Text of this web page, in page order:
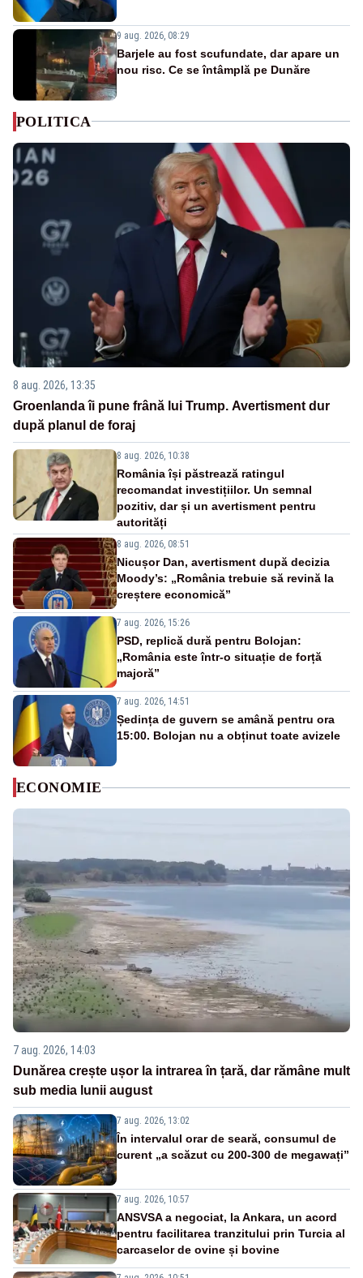
9 aug. 2026, 08:29
Barjele au fost scufundate, dar apare un
nou risc. Ce se întâmplă pe Dunăre
POLITICA
8 aug. 2026, 13:35
Groenlanda îi pune frână lui Trump. Avertisment dur
după planul de foraj
8 aug. 2026, 10:38
România își păstrează ratingul
recomandat investițiilor. Un semnal
pozitiv, dar și un avertisment pentru
autorități
8 aug. 2026, 08:51
Nicușor Dan, avertisment după decizia
Moody’s: „România trebuie să revină la
creștere economică”
7 aug. 2026, 15:26
PSD, replică dură pentru Bolojan:
„România este într-o situație de forță
majoră”
7 aug. 2026, 14:51
Ședința de guvern se amână pentru ora
15:00. Bolojan nu a obținut toate avizele
ECONOMIE
7 aug. 2026, 14:03
Dunărea crește ușor la intrarea în țară, dar rămâne mult
sub media lunii august
7 aug. 2026, 13:02
În intervalul orar de seară, consumul de
curent „a scăzut cu 200-300 de megawați”
7 aug. 2026, 10:57
ANSVSA a negociat, la Ankara, un acord
pentru facilitarea tranzitului prin Turcia al
carcaselor de ovine și bovine